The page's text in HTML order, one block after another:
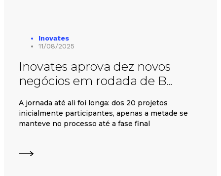
Inovates
11/08/2025
Inovates aprova dez novos
negócios em rodada de B...
A jornada até ali foi longa: dos 20 projetos
inicialmente participantes, apenas a metade se
manteve no processo até a fase final